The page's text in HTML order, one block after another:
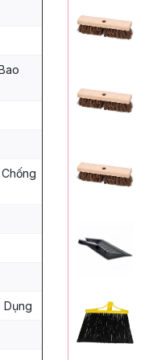
Dụng